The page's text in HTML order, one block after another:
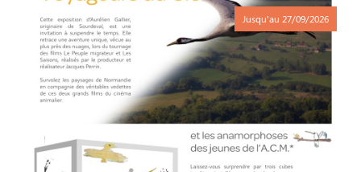
Jusqu'au 27/09/2026